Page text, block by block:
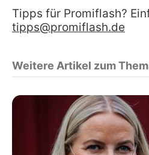
Tipps für Promiflash?
tipps@promiflash.de
Weitere Artikel zum